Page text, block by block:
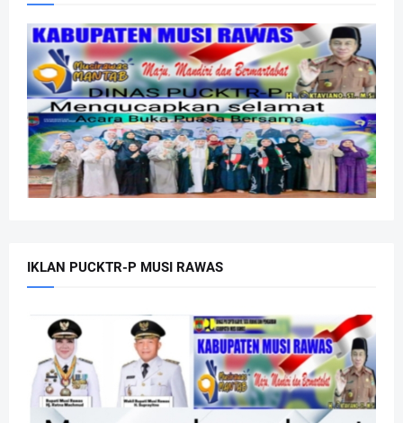
IKLAN PUCKTR-P MUSI RAWAS